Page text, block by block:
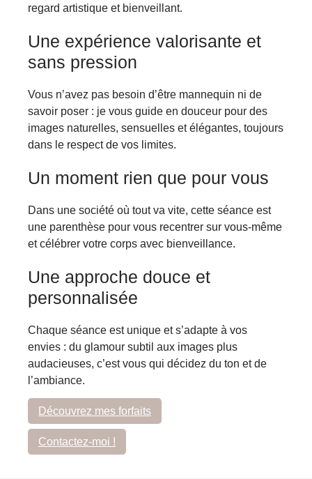
regard artistique et bienveillant.
Une expérience valorisante et
sans pression
Vous n’avez pas besoin d’être mannequin ni de
savoir poser : je vous guide en douceur pour des
images naturelles, sensuelles et élégantes, toujours
dans le respect de vos limites.
Un moment rien que pour vous
Dans une société où tout va vite, cette séance est
une parenthèse pour vous recentrer sur vous-même
et célébrer votre corps avec bienveillance.
Une approche douce et
personnalisée
Chaque séance est unique et s’adapte à vos
envies : du glamour subtil aux images plus
audacieuses, c’est vous qui décidez du ton et de
l’ambiance.
Découvrez mes forfaits
Contactez-moi !